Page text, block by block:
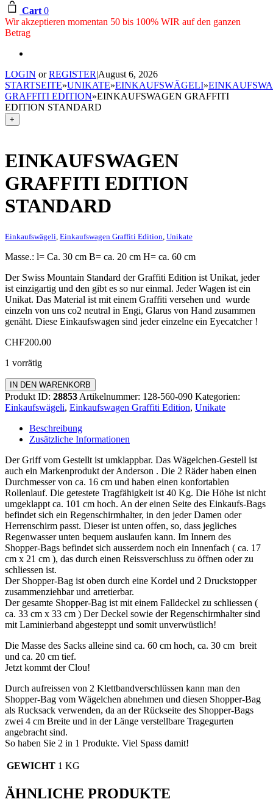
Cart 0
Wir akzeptieren momentan 50 bis 100% WIR auf den ganzen
Betrag
LOGIN orREGISTER|August 6, 2026
STARTSEITE»UNIKATE»EINKAUFSWÄGELI»
GRAFFITI EDITION»EINKAUFSWAGEN GRAFFITI
EDITION STANDARD
+
EINKAUFSWAGEN
GRAFFITI EDITION
STANDARD
Einkaufswägeli Einkaufswagen Graffiti Edition Unikate
Masse.: l= Ca. 30 cm B= ca. 20 cm H= ca. 60 cm
Der Swiss Mountain Standard der Graffiti Edition ist Unikat, jeder
ist einzigartig und den gibt es so nur einmal. Jeder Wagen ist ein
Unikat. Das Material ist mit einem Graffiti versehen und wurde
einzeln von uns co2 neutral in Engi, Glarus von Hand zusammen
genäht. Diese Einkaufswagen sind jeder einzelne ein Eyecatcher !
CHF200.00
1 vorrätig
Einkaufswagen
Graffiti
Edition
Menge
IN DEN WARENKORB
Produkt ID: 28853 Artikelnummer: 128-560-090 Kategorien:
Einkaufswägeli, Einkaufswagen Graffiti Edition, Unikate
Beschreibung
Zusätzliche Informationen
Der Griff vom Gestellt ist umklappbar. Das Wägelchen-Gestell ist
auch ein Markenprodukt der Anderson . Die 2 Räder haben einen
Durchmesser von ca. 16 cm und haben einen konfortablen
Rollenlauf. Die getestete Tragfähigkeit ist 40 Kg. Die Höhe ist nicht
umgeklappt ca. 101 cm hoch. An der einen Seite des Einkaufs-Bags
befindet sich ein Regenschirmhalter, in den jeder Damen oder
Herrenschirm passt. Dieser ist unten offen, so, dass jegliches
Regenwasser unten bequem auslaufen kann. Im Innern des
Shopper-Bags befindet sich ausserdem noch ein Innenfach ( ca. 17
cm x 21 cm ), das durch einen Reissverschluss zu öffnen oder zu
schliessen ist.
Der Shopper-Bag ist oben durch eine Kordel und 2 Druckstopper
zusammenziehbar und arretierbar.
Der gesamte Shopper-Bag ist mit einem Falldeckel zu schliessen (
ca. 33 cm x 33 cm ) Der Deckel sowie der Regenschirmhalter sind
mit Laminierband abgesteppt und somit unverwüstlich!
Die Masse des Sacks alleine sind ca. 60 cm hoch, ca. 30 cm breit
und ca. 20 cm tief.
Jetzt kommt der Clou!
Durch aufreissen von 2 Klettbandverschlüssen kann man den
Shopper-Bag vom Wägelchen abnehmen und diesen Shopper-Bag
als Rucksack verwenden, da an der Rückseite des Shopper-Bags
zwei 4 cm Breite und in der Länge verstellbare Tragegurten
angebracht sind.
So haben Sie 2 in 1 Produkte. Viel Spass damit!
GEWICHT 1 KG
ÄHNLICHE PRODUKTE